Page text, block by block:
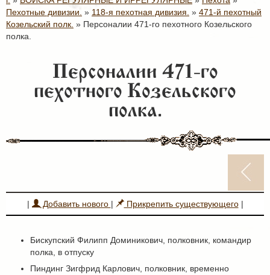
Пехотные дивизии. » 118-я пехотная дивизия. » 471-й пехотный
Козельский полк. » Персоналии 471-го пехотного Козельского
полка.
Персоналии 471-го
пехотного Козельского
полка.
| Добавить нового | Прикрепить существующего|
Бискупский Филипп Доминикович, полковник, командир
полка, в отпуску
Пиндинг Зигфрид Карлович, полковник, временно